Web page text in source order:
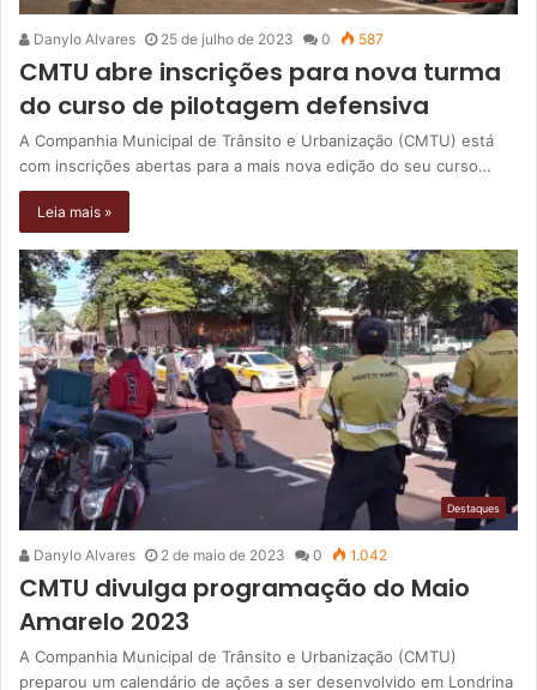
Danylo Alvares 25 de julho de 2023 0 587
CMTU abre inscrições para nova turma
do curso de pilotagem defensiva
A Companhia Municipal de Trânsito e Urbanização (CMTU) está
com inscrições abertas para a mais nova edição do seu curso…
Leia mais »
Destaques
Danylo Alvares 2 de maio de 2023 0 1.042
CMTU divulga programação do Maio
Amarelo 2023
A Companhia Municipal de Trânsito e Urbanização (CMTU)
preparou um calendário de ações a ser desenvolvido em Londrina